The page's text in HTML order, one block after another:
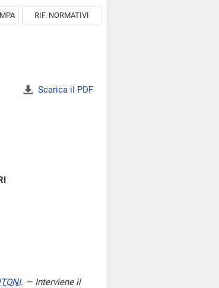
RIF. NORMATIVI
Scarica il PDF
. — Interviene il